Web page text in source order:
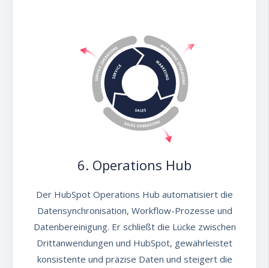
6. Operations Hub
Der HubSpot Operations Hub automatisiert die
Datensynchronisation, Workflow-Prozesse und
Datenbereinigung. Er schließt die Lücke zwischen
Drittanwendungen und HubSpot, gewährleistet
konsistente und präzise Daten und steigert die